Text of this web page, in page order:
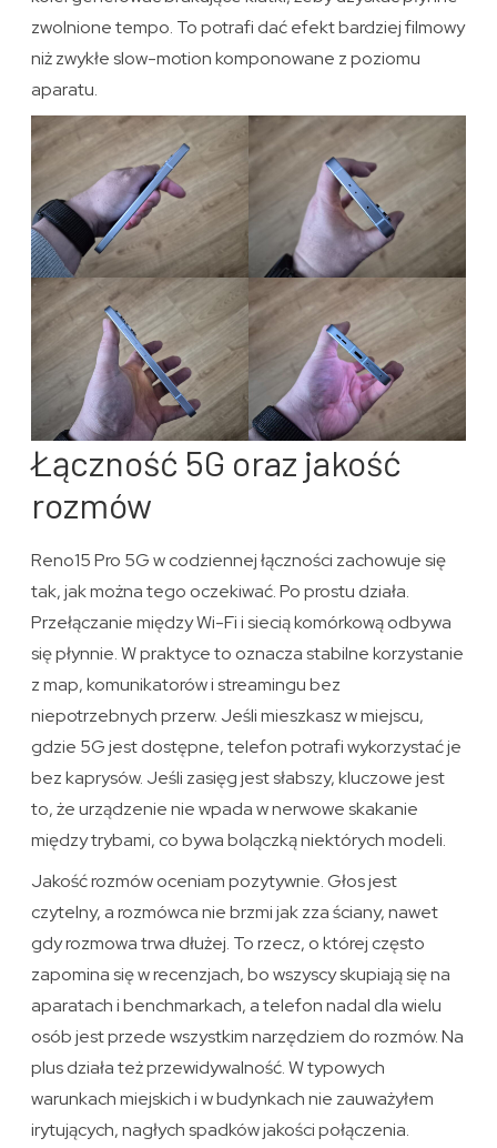
zwolnione tempo. To potrafi dać efekt bardziej filmowy
niż zwykłe slow-motion komponowane z poziomu
aparatu.
Łączność 5G oraz jakość
rozmów
Reno15 Pro 5G w codziennej łączności zachowuje się
tak, jak można tego oczekiwać. Po prostu działa.
Przełączanie między Wi-Fi i siecią komórkową odbywa
się płynnie. W praktyce to oznacza stabilne korzystanie
z map, komunikatorów i streamingu bez
niepotrzebnych przerw. Jeśli mieszkasz w miejscu,
gdzie 5G jest dostępne, telefon potrafi wykorzystać je
bez kaprysów. Jeśli zasięg jest słabszy, kluczowe jest
to, że urządzenie nie wpada w nerwowe skakanie
między trybami, co bywa bolączką niektórych modeli.
Jakość rozmów oceniam pozytywnie. Głos jest
czytelny, a rozmówca nie brzmi jak zza ściany, nawet
gdy rozmowa trwa dłużej. To rzecz, o której często
zapomina się w recenzjach, bo wszyscy skupiają się na
aparatach i benchmarkach, a telefon nadal dla wielu
osób jest przede wszystkim narzędziem do rozmów. Na
plus działa też przewidywalność. W typowych
warunkach miejskich i w budynkach nie zauważyłem
irytujących, nagłych spadków jakości połączenia.